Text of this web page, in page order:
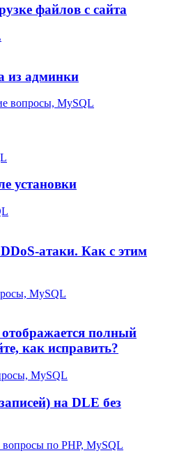
файлов с сайта
из админки
вопросы, MySQL
установки
атаки. Как с этим
MySQL
полный
как исправить?
MySQL
на DLE без
по PHP, MySQL